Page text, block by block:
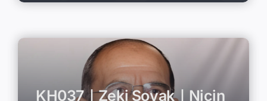
KH037｜Zeki Soyak｜Niçin